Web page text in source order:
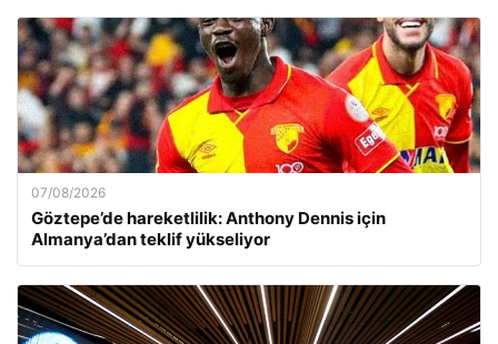
07/08/2026
Göztepe’de hareketlilik: Anthony Dennis için
Almanya’dan teklif yükseliyor